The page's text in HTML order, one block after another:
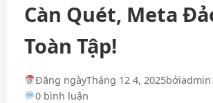
Càn Quét, Meta
Toàn Tập!
Đăng ngàyTháng 12 4, 2025bởiadmin
0 bình luận